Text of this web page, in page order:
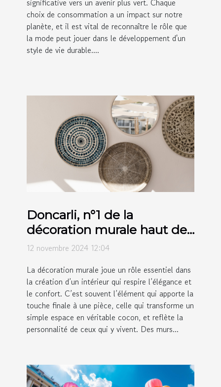
significative vers un avenir plus vert. Chaque
choix de consommation a un impact sur notre
planète, et il est vital de reconnaître le rôle que
la mode peut jouer dans le développement d'un
style de vie durable....
Doncarli, n°1 de la
décoration murale haut de
gamme
12 novembre 2024 12:04
La décoration murale joue un rôle essentiel dans
la création d’un intérieur qui respire l’élégance et
le confort. C’est souvent l’élément qui apporte la
touche finale à une pièce, celle qui transforme un
simple espace en véritable cocon, et reflète la
personnalité de ceux qui y vivent. Des murs...